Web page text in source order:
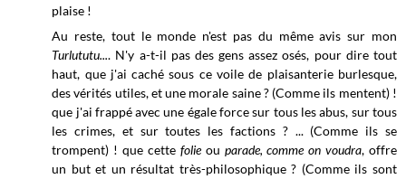
plaise !
Au reste, tout le monde n'est pas du même avis sur mon
Turlututu.... N'y a-t-il pas des gens assez osés, pour dire tout
haut, que j'ai caché sous ce voile de plaisanterie burlesque,
des vérités utiles, et une morale saine ? (Comme ils mentent) !
que j'ai frappé avec une égale force sur tous les abus, sur tous
les crimes, et sur toutes les factions ? ... (Comme ils se
trompent) ! que cette folie ou parade, comme on voudra, offre
un but et un résultat très-philosophique ? (Comme ils sont